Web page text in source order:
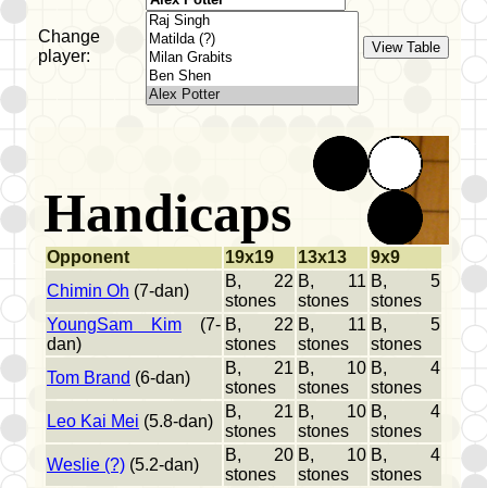
Change
player:
Handicaps
Opponent 19x19 13x13
9x9
Chimin Oh (7-dan)
B, 22
stones
B, 11
stones
B, 5
stones
YoungSam Kim (7-
dan)
B, 22
stones
B, 11
stones
B, 5
stones
Tom Brand (6-dan)
B, 21
stones
B, 10
stones
B, 4
stones
Leo Kai Mei (5.8-dan)
B, 21
stones
B, 10
stones
B, 4
stones
Weslie (?) (5.2-dan)
B, 20
stones
B, 10
stones
B, 4
stones